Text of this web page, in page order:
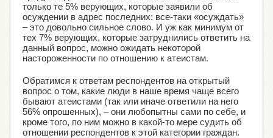
только те 5% верующих, которые заявили об
осуждении в адрес последних: все-таки «осуждать»
– это довольно сильное слово. И уж как минимум от
тех 7% верующих, которые затруднились ответить на
данный вопрос, можно ожидать некоторой
настороженности по отношению к атеистам.
Обратимся к ответам респондентов на открытый
вопрос о том, какие люди в наше время чаще всего
бывают атеистами (так или иначе ответили на него
56% опрошенных), – они любопытны сами по себе, и
кроме того, по ним можно в какой-то мере судить об
отношении респондентов к этой категории граждан.